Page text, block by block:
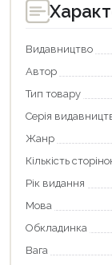
Видавництво
Автор
Тип товару
Серія
Жанр
Кількість
Рік видання
Мова
Обкладинка
Вага